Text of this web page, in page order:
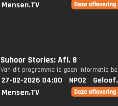
Mensen.TV
Suhoor Stories: Afl. 8
Van dit programma is geen informatie
27-02-2026 04:00 NPO2
Mensen.TV